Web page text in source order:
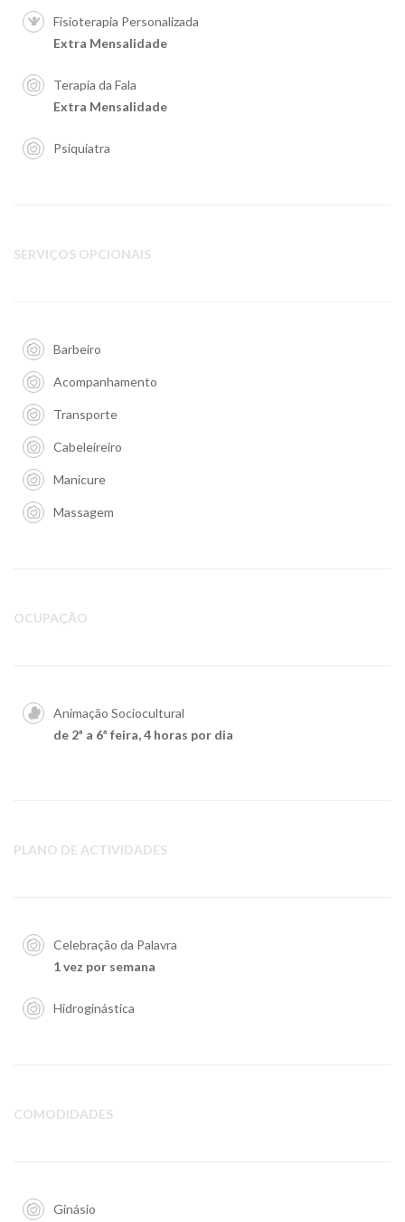
Fisioterapia Personalizada
Extra Mensalidade
Terapia da Fala
Extra Mensalidade
Psiquiatra
SERVIÇOS OPCIONAIS
Barbeiro
Acompanhamento
Transporte
Cabeleireiro
Manicure
Massagem
OCUPAÇÃO
Animação Sociocultural
de 2ª a 6ª feira, 4 horas por dia
PLANO DE ACTIVIDADES
Celebração da Palavra
1 vez por semana
Hidroginástica
COMODIDADES
Ginásio